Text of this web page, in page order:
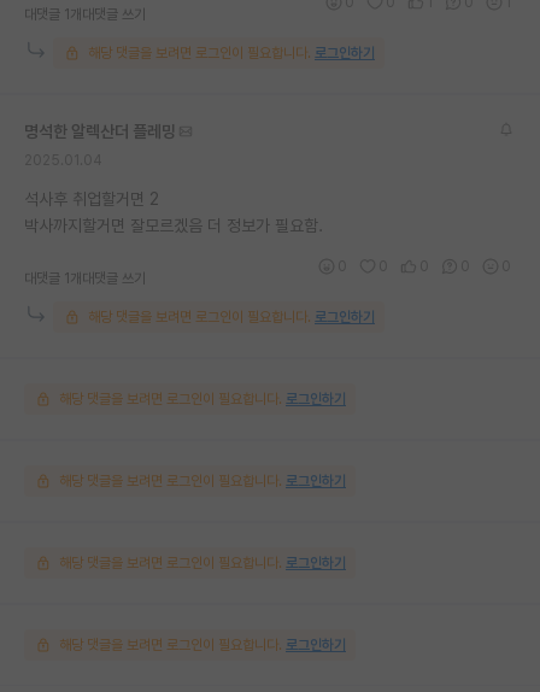
대댓글 1개 대댓글 쓰기
해당 댓글을 보려면 로그인이 필요합니다. 로그인하기
명석한 알렉산더 플레밍
석사후 취업할거면 2
박사까지할거면 잘모르겠음 더 정보가 필요함.
대댓글 1개 대댓글 쓰기
해당 댓글을 보려면 로그인이 필요합니다. 로그인하기
해당 댓글을 보려면 로그인이 필요합니다. 로그인하기
해당 댓글을 보려면 로그인이 필요합니다. 로그인하기
해당 댓글을 보려면 로그인이 필요합니다. 로그인하기
해당 댓글을 보려면 로그인이 필요합니다. 로그인하기